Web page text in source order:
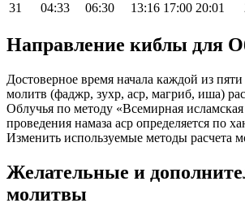
31
04:33 06:30 13:16 17:00 20:01
Направление киблы для
Достоверное время начала каждой из
молитв (фаджр, зухр, аср, магриб, иша)
Облучья по методу «Всемирная
проведения намаза аср определяется по
Изменить используемые методы расчета
Желательные и
молитвы